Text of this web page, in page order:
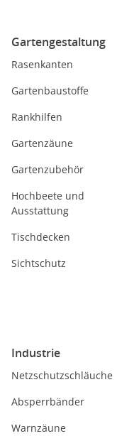
Gartengestaltung
Rasenkanten
Gartenbaustoffe
Rankhilfen
Gartenzäune
Gartenzubehör
Hochbeete und
Ausstattung
Tischdecken
Sichtschutz
Industrie
Netzschutzschläuche
Absperrbänder
Warnzäune